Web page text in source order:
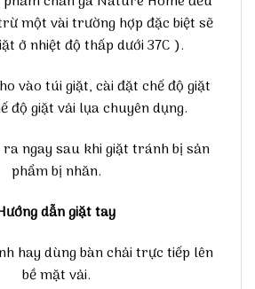
một vài trường hợp đặc biệt sẽ
ở nhiệt độ thấp dưới 37C ).
vào túi giặt, cài đặt chế độ giặt
độ giặt vải lụa chuyên dụng.
ra ngay sau khi giặt tránh bị sản
phẩm bị nhăn.
dẫn giặt tay
hay dùng bàn chải trực tiếp lên
bề mặt vải.